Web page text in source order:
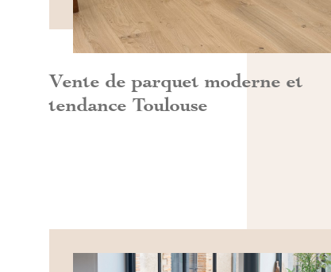
Vente de parquet moderne et
tendance Toulouse
DÉCOUVRIR>>